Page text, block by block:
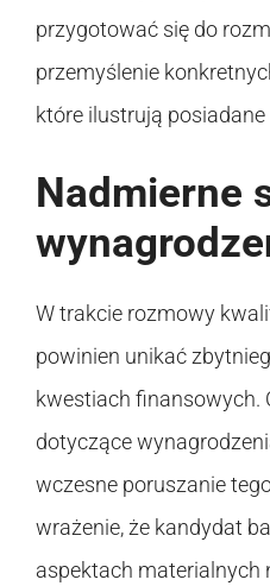
przygotować się do
przemyślenie
które ilustrują
Nadmierne
W trakcie rozmowy
powinien unikać
kwestiach finansowych.
dotyczące
wczesne poruszanie
wrażenie, że kandydat
aspektach materialnych